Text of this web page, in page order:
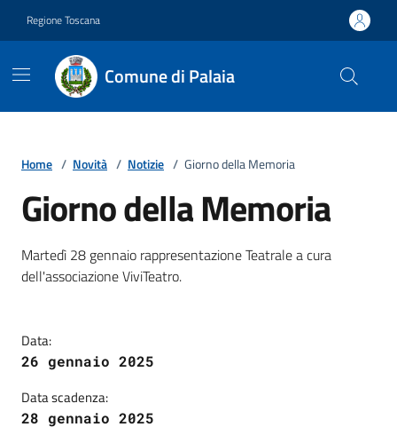
Regione Toscana
Comune di Palaia
Home / Novità / Notizie / Giorno della Memoria
Giorno della Memoria
Dettagli della notizia
Martedì 28 gennaio rappresentazione Teatrale a cura
dell'associazione ViviTeatro.
Data:
26 gennaio 2025
Data scadenza:
28 gennaio 2025